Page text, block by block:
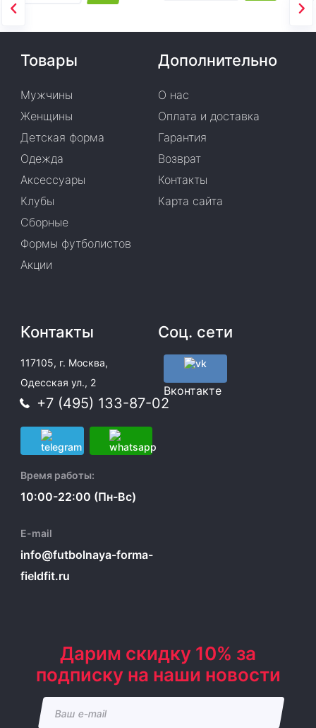
Товары
Мужчины
Женщины
Детская форма
Одежда
Аксессуары
Клубы
Сборные
Формы футболистов
Акции
Дополнительно
О нас
Оплата и доставка
Гарантия
Возврат
Контакты
Карта сайта
Контакты
117105, г. Москва,
Одесская ул., 2
+7 (495) 133-87-02
Время работы:
10:00-22:00 (Пн-Вс)
E-mail
info@futbolnaya-forma-
fieldfit.ru
Соц. сети
Вконтакте
Дарим скидку 10% за
подписку на наши новости